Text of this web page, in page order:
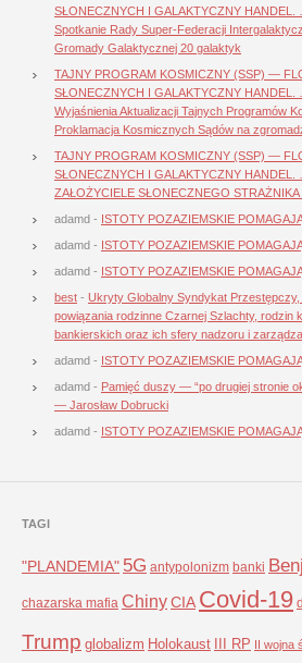
SŁONECZNYCH I GALAKTYCZNY HANDEL.
Spotkanie Rady Super-Federacji
Gromady Galaktycznej 20 galaktyk
TAJNY PROGRAM KOSMICZNY (SSP) —
SŁONECZNYCH I GALAKTYCZNY HANDEL.
Wyjaśnienia Aktualizacji Tajnych Programów
Proklamacja Kosmicznych Sądów na
TAJNY PROGRAM KOSMICZNY (SSP) —
SŁONECZNYCH I GALAKTYCZNY HANDEL.
ZAŁOŻYCIELE SŁONECZNEGO
adamd - ISTOTY POZAZIEMSKIE
adamd - ISTOTY POZAZIEMSKIE
adamd - ISTOTY POZAZIEMSKIE
best - Ukryty Globalny Syndykat
powiązania rodzinne Czarnej Szlachty, rodzin
bankierskich oraz ich sfery nadzoru i
adamd - ISTOTY POZAZIEMSKIE
adamd - Pamięć duszy — “po drugiej stronie
— Jarosław Dobrucki
adamd - ISTOTY POZAZIEMSKIE
TAGI
"PLANDEMIA" 5G antypolonizm banki
chazarska mafia ChinyCIA Covid-19
Trump globalizm Holokaust III RP II wojna